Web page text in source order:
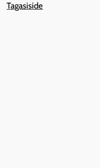
Tagasiside